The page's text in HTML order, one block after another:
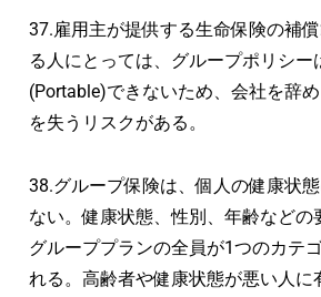
37.雇用主が提供する生命保険の補
る人にとっては、グループポリシー
(Portable)できないため、会社を辞
を失うリスクがある。
38.グループ保険は、個人の健康状
ない。健康状態、性別、年齢などの
グループプランの全員が1つのカテ
れる。高齢者や健康状態が悪い人に